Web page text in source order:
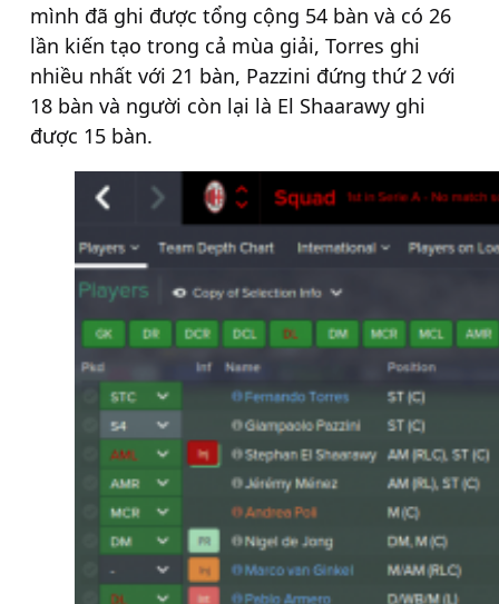
mình đã ghi được tổng cộng 54 bàn và có 26
lần kiến tạo trong cả mùa giải, Torres ghi
nhiều nhất với 21 bàn, Pazzini đứng thứ 2 với
18 bàn và người còn lại là El Shaarawy ghi
được 15 bàn.